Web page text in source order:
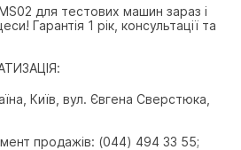
для тестових машин зараз і
Гарантія 1 рік, консультації та
Київ, вул. Євгена Сверстюка,
продажів: (044) 494 33 55;